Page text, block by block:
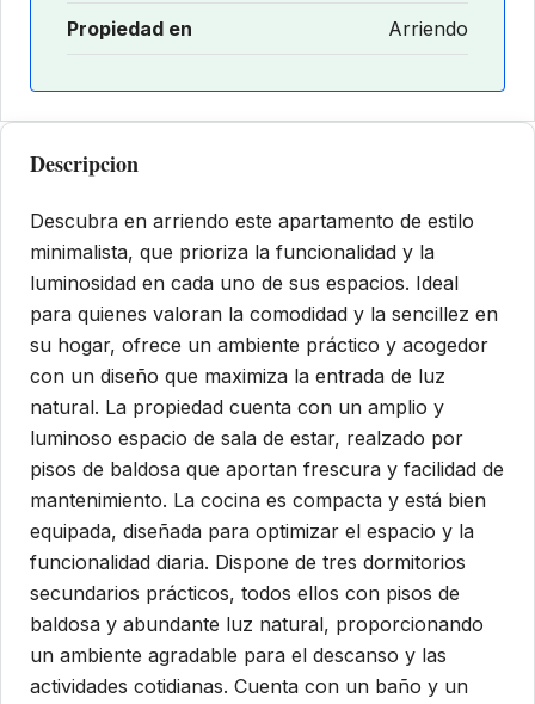
Propiedad en Arriendo
Descripcion
Descubra en arriendo este apartamento de estilo
minimalista, que prioriza la funcionalidad y la
luminosidad en cada uno de sus espacios. Ideal
para quienes valoran la comodidad y la sencillez en
su hogar, ofrece un ambiente práctico y acogedor
con un diseño que maximiza la entrada de luz
natural. La propiedad cuenta con un amplio y
luminoso espacio de sala de estar, realzado por
pisos de baldosa que aportan frescura y facilidad de
mantenimiento. La cocina es compacta y está bien
equipada, diseñada para optimizar el espacio y la
funcionalidad diaria. Dispone de tres dormitorios
secundarios prácticos, todos ellos con pisos de
baldosa y abundante luz natural, proporcionando
un ambiente agradable para el descanso y las
actividades cotidianas. Cuenta con un baño y un